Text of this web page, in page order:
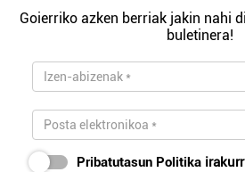
Goierriko azken berriak jakin nahi
buletinera!
Pribatutasun Politika